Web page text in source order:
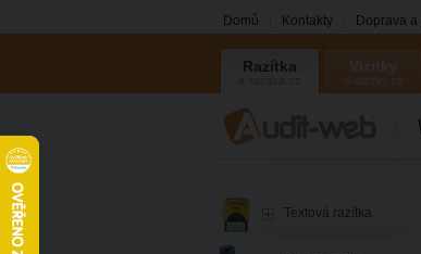
Domů Kontakty Doprava a
Razítka
Textová razítka